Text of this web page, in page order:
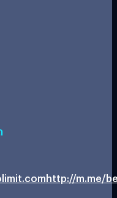
http://m.me/